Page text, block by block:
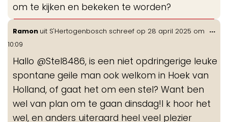
om te kijken en bekeken te worden?
Ramon uit S'Hertogenbosch schreef op 28 april 2025 om
10:09
Hallo @Stel8486, is een niet opdringerige leuke
spontane geile man ook welkom in Hoek van
Holland, of gaat het om een stel? Want ben
wel van plan om te gaan dinsdag!I k hoor het
wel, en anders uiteraard heel veel plezier
...